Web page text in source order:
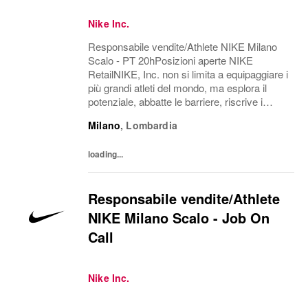
Nike Inc.
Responsabile vendite/Athlete NIKE Milano
Scalo - PT 20hPosizioni aperte NIKE
RetailNIKE, Inc. non si limita a equipaggiare i
più grandi atleti del mondo, ma esplora il
potenziale, abbatte le barriere, riscrive i
di persone in grado di crescere,...
Milano, Lombardia
loading...
Responsabile vendite/Athlete
NIKE Milano Scalo - Job On
Call
Nike Inc.